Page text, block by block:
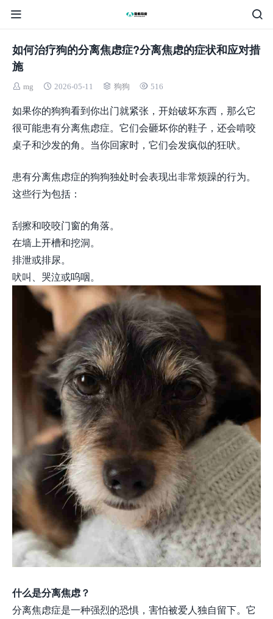
如何治疗狗的分离焦虑症?分离焦虑的症状和应对措
施
mg 2026-05-11 狗狗 516
如果你的狗狗看到你出门就紧张，开始破坏东西，那么它
很可能患有分离焦虑症。它们会砸坏你的鞋子，还会啃咬
桌子和沙发的角。当你回家时，它们会发疯似的狂吠。
患有分离焦虑症的狗狗独处时会表现出非常烦躁的行为。
这些行为包括：
刮擦和咬咬门窗的角落。
在墙上开槽和挖洞。
排泄或排尿。
吠叫、哭泣或呜咽。
什么是分离焦虑？
分离焦虑症是一种强烈的恐惧，害怕被爱人独自留下。它